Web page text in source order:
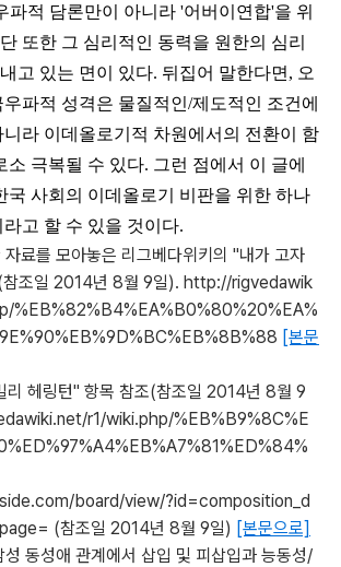
파적 담론만이 아니라 '어버이연합'을 위
또한 그 심리적인 동력을 원한의 심리
고 있는 면이 있다. 뒤집어 말한다면, 오
파적 성격은 물질적인/제도적인 조건에
라 이데올로기적 차원에서의 전환이 함
소 극복될 수 있다. 그런 점에서 이 글에
국 사회의 이데올로기 비판을 위한 하나
고 할 수 있을 것이다.
료를 모아놓은 리그베다위키의 "내가 고자
참조일 2014년 8월 9일). http://rigvedawik
%EB%82%B4%EA%B0%80%20%EA%
[본문
리 헤링턴" 항목 참조(참조일 2014년 8월 9
r1/wiki.php/%EB%B9%8C%E
board/view/?id=composition_d
(참조일 2014년 8월 9일) [본문으로]
성 동성애 관계에서 삽입 및 피삽입과 능동성/